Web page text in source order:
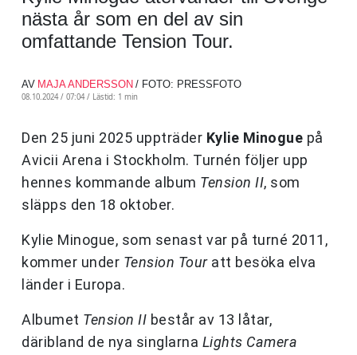
nästa år som en del av sin
omfattande Tension Tour.
AV MAJA ANDERSSON / FOTO: PRESSFOTO
08.10.2024 / 07:04 / Lästid: 1 min
Den 25 juni 2025 uppträder Kylie Minogue på
Avicii Arena i Stockholm. Turnén följer upp
hennes kommande album Tension II, som
släpps den 18 oktober.
Kylie Minogue, som senast var på turné 2011,
kommer under Tension Touratt besöka elva
länder i Europa.
Albumet Tension II består av 13 låtar,
däribland de nya singlarna Lights Camera